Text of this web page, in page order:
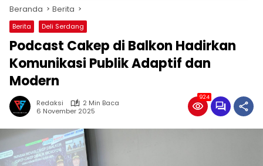
Beranda Berita
Berita Deli Serdang
Podcast Cakep di Balkon Hadirkan
Komunikasi Publik Adaptif dan
Modern
Redaksi
2 Min Baca
6 November 2025
924